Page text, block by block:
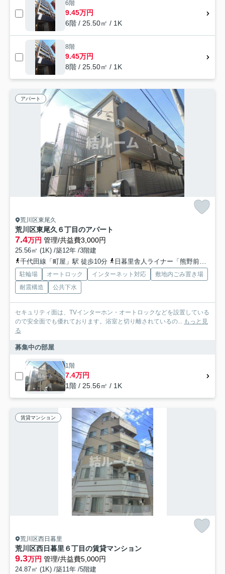
6階
9.45万円
6階 / 25.50㎡ / 1K
8階
9.45万円
8階 / 25.50㎡ / 1K
アパート
荒川区東尾久
荒川区東尾久６丁目のアパート
7.4万円 管理/共益費3,000円
25.56㎡ (1K) /築12年 /3階建
千代田線「町屋」駅 徒歩10分
日暮里舎人ライナー「熊野前」駅 徒歩7分
駐輪場 オートロック インターネット対応
敷地内ごみ置き場
耐震構造
公共下水
セキュリティ面は、TVインターホン・オートロックなどを設置している
ので安全面でも優れております。浴室と切り離されているの... もっと見
る
募集中の部屋
1階
7.4万円
1階 / 25.56㎡ / 1K
賃貸マンション
荒川区西日暮里
荒川区西日暮里６丁目の賃貸マンション
9.3万円 管理/共益費5,000円
24.87㎡ (1K) /築11年 /5階建